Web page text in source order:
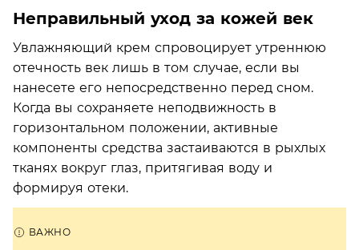
Неправильный уход за кожей век
Увлажняющий крем спровоцирует утреннюю
отечность век лишь в том случае, если вы
нанесете его непосредственно перед сном.
Когда вы сохраняете неподвижность в
горизонтальном положении, активные
компоненты средства застаиваются в рыхлых
тканях вокруг глаз, притягивая воду и
формируя отеки.